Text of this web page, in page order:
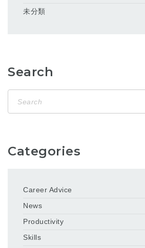
未分類
Search
Categories
Career Advice
News
Productivity
Skills